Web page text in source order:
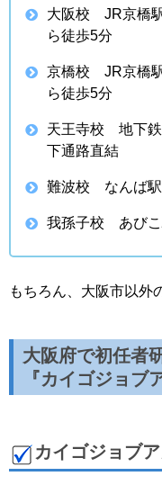
大阪校 JR京橋
ら徒歩5分
京橋校 JR京橋
ら徒歩5分
天王寺校 地下鉄
下通路直結
難波校 なんば駅
我孫子校 あびこ
もちろん、大阪市以外
大阪府で初任者
『カイゴジョブ
カイゴジョブ